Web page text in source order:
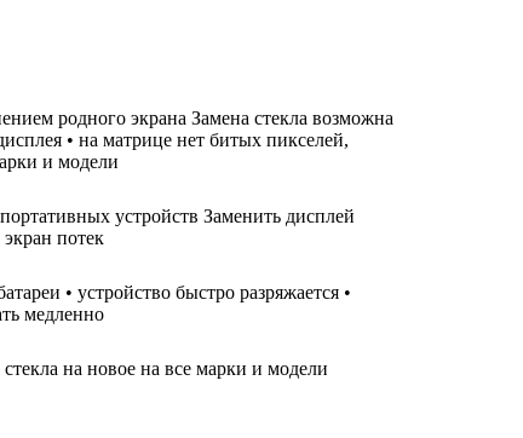
родного экрана Замена стекла возможна
• на матрице нет битых пикселей,
и модели
устройств Заменить дисплей
потек
• устройство быстро разряжается •
медленно
на новое на все марки и модели